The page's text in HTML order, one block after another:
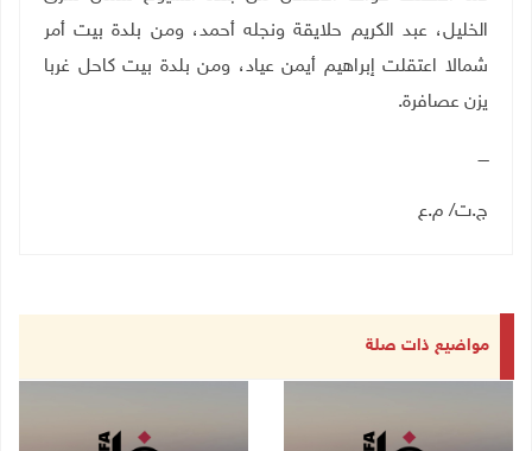
الخليل، عبد الكريم حلايقة ونجله أحمد، ومن بلدة بيت أمر
شمالا اعتقلت إبراهيم أيمن عياد، ومن بلدة بيت كاحل غربا
يزن عصافرة.
ــــ
ج.ت/ م.ع
مواضيع ذات صلة